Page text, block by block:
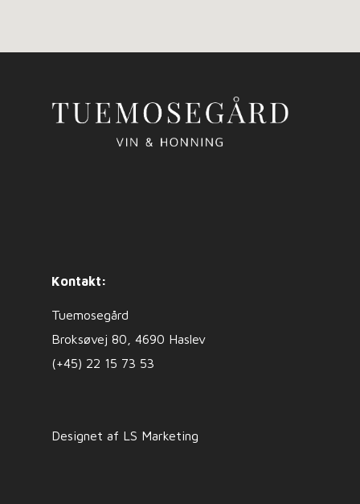
Kontakt:
Tuemosegård
Broksøvej 80, 4690 Haslev
(+45) 22 15 73 53
Designet af LS Marketing